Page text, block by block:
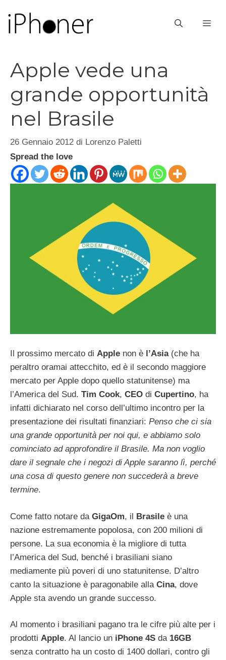
contenuto
Apple vede una
grande opportunità
nel Brasile
26 Gennaio 2012 di Lorenzo Paletti
Spread the love
Il prossimo mercato di Apple non è l’Asia(che ha
peraltro oramai attecchito, ed è il secondo maggiore
mercato per Apple dopo quello statunitense) ma
l’America del Sud. Tim Cook, CEO di Cupertino, ha
infatti dichiarato nel corso dell’ultimo incontro per la
presentazione dei risultati finanziari: Penso che ci sia
una grande opportunità per noi qui, e abbiamo solo
cominciato ad approfondire il Brasile. Ma non voglio
dare il segnale che i negozi di Apple saranno lì, perché
una cosa di questo genere non succederà a breve
termine.
Come fatto notare da GigaOm, il Brasile è una
nazione estremamente popolosa, con 200 milioni di
persone. La sua economia è la migliore di tutta
l’America del Sud, benché i brasiliani siano
mediamente più poveri di uno statunitense. D’altro
canto la situazione è paragonabile alla Cina, dove
Apple sta avendo un grande successo.
Al momento i brasiliani pagano tra le cifre più alte per i
prodotti Apple. Al lancio un iPhone 4S da 16GB
senza contratto ha un costo di 1400 dollari, contro gli